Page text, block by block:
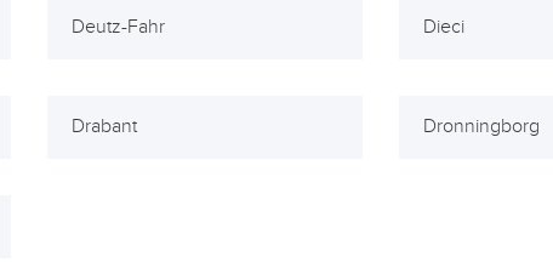
Deutz-Fahr Dieci
Drabant Dronningborg